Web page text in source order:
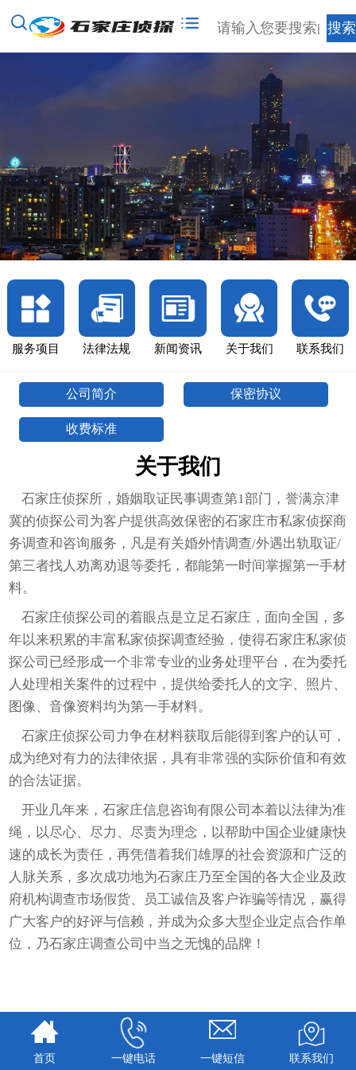
服务项目 法律法规 新闻资讯 关于我们 联系我们
公司简介 保密协议
收费标准
关于我们
石家庄侦探所，婚姻取证民事调查第1部门，誉满京津
冀的侦探公司为客户提供高效保密的石家庄市私家侦探商
务调查和咨询服务，凡是有关婚外情调查/外遇出轨取证/
第三者找人劝离劝退等委托，都能第一时间掌握第一手材
料。
石家庄侦探公司的着眼点是立足石家庄，面向全国，多
年以来积累的丰富私家侦探调查经验，使得石家庄私家侦
探公司已经形成一个非常专业的业务处理平台，在为委托
人处理相关案件的过程中，提供给委托人的文字、照片、
图像、音像资料均为第一手材料。
石家庄侦探公司力争在材料获取后能得到客户的认可，
成为绝对有力的法律依据，具有非常强的实际价值和有效
的合法证据。
开业几年来，石家庄信息咨询有限公司本着以法律为准
绳，以尽心、尽力、尽责为理念，以帮助中国企业健康快
速的成长为责任，再凭借着我们雄厚的社会资源和广泛的
人脉关系，多次成功地为石家庄乃至全国的各大企业及政
府机构调查市场假货、员工诚信及客户诈骗等情况，赢得
广大客户的好评与信赖，并成为众多大型企业定点合作单
位，乃石家庄调查公司中当之无愧的品牌！
首页 一键电话 一键短信 联系我们